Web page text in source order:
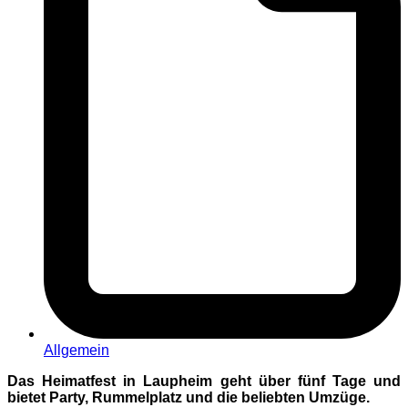
Allgemein
Das Heimatfest in Laupheim geht über fünf Tage und
bietet Party, Rummelplatz und die beliebten Umzüge.